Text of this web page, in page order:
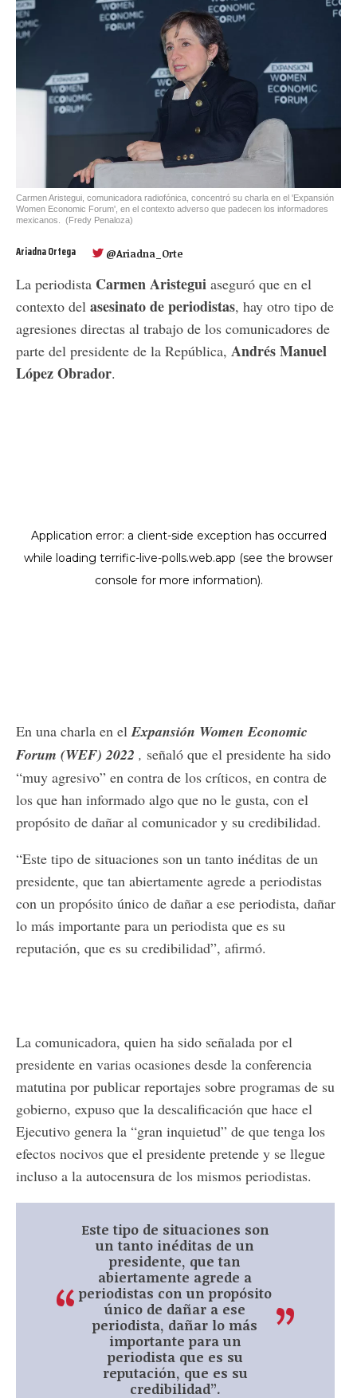
Carmen Aristegui, comunicadora radiofónica, concentró su charla en el 'Expansión
Women Economic Forum', en el contexto adverso que padecen los informadores
mexicanos.
(Fredy Penaloza)
Ariadna Ortega @Ariadna_Orte
La periodista Carmen Aristegui aseguró que en el
contexto del asesinato de periodistas, hay otro tipo de
agresiones directas al trabajo de los comunicadores de
parte del presidente de la República, Andrés Manuel
López Obrador.
En una charla en el Expansión Women Economic
Forum (WEF) 2022 , señaló que el presidente ha sido
“muy agresivo” en contra de los críticos, en contra de
los que han informado algo que no le gusta, con el
propósito de dañar al comunicador y su credibilidad.
“Este tipo de situaciones son un tanto inéditas de un
presidente, que tan abiertamente agrede a periodistas
con un propósito único de dañar a ese periodista, dañar
lo más importante para un periodista que es su
reputación, que es su credibilidad”, afirmó.
La comunicadora, quien ha sido señalada por el
presidente en varias ocasiones desde la conferencia
matutina por publicar reportajes sobre programas de su
gobierno, expuso que la descalificación que hace el
Ejecutivo genera la “gran inquietud” de que tenga los
efectos nocivos que el presidente pretende y se llegue
incluso a la autocensura de los mismos periodistas.
Este tipo de situaciones son
un tanto inéditas de un
presidente, que tan
abiertamente agrede a
periodistas con un propósito
único de dañar a ese
periodista, dañar lo más
importante para un
periodista que es su
reputación, que es su
credibilidad”.